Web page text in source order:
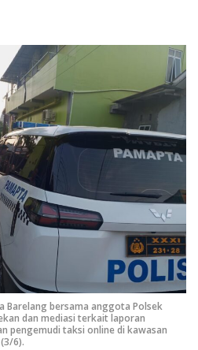
Barelang bersama anggota Polsek
dan mediasi terkait laporan
pengemudi taksi online di kawasan
6).